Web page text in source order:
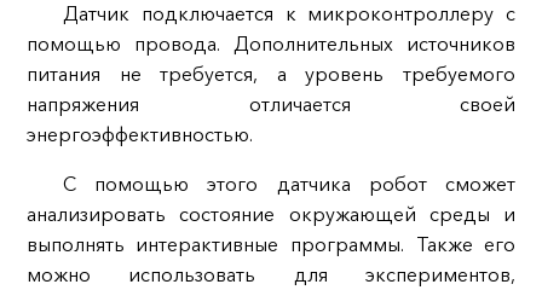
Датчик подключается к микроконтроллеру с
помощью провода. Дополнительных источников
питания не требуется, а уровень требуемого
напряжения отличается своей
энергоэффективностью.
С помощью этого датчика робот сможет
анализировать состояние окружающей среды и
выполнять интерактивные программы. Также его
можно использовать для экспериментов,